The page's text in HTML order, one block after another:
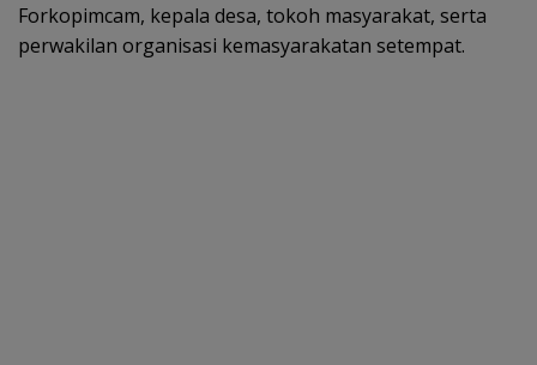
Forkopimcam, kepala desa, tokoh masyarakat, serta
perwakilan organisasi kemasyarakatan setempat.